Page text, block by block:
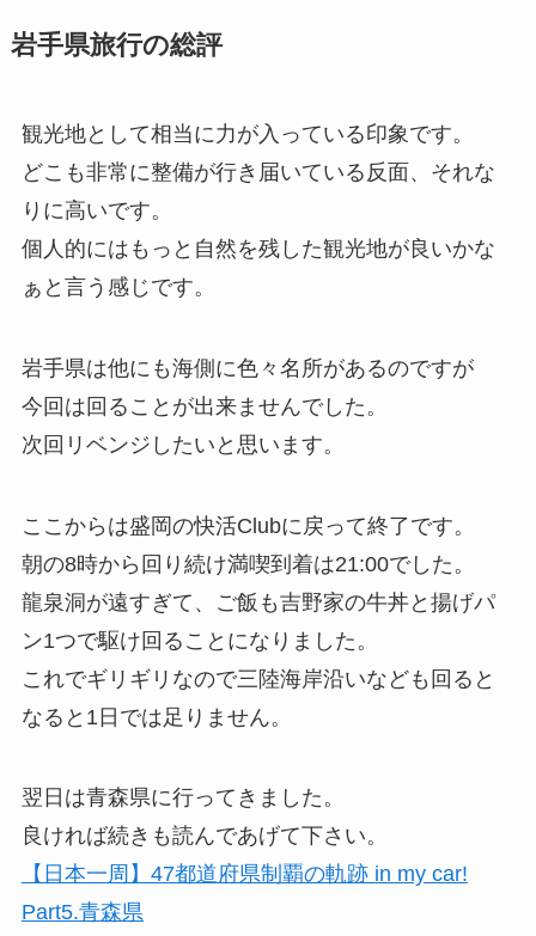
岩手県旅行の総評
観光地として相当に力が入っている印象です。
どこも非常に整備が行き届いている反面、それな
りに高いです。
個人的にはもっと自然を残した観光地が良いかな
ぁと言う感じです。
岩手県は他にも海側に色々名所があるのですが
今回は回ることが出来ませんでした。
次回リベンジしたいと思います。
ここからは盛岡の快活Clubに戻って終了です。
朝の8時から回り続け満喫到着は21:00でした。
龍泉洞が遠すぎて、ご飯も吉野家の牛丼と揚げパ
ン1つで駆け回ることになりました。
これでギリギリなので三陸海岸沿いなども回ると
なると1日では足りません。
翌日は青森県に行ってきました。
良ければ続きも読んであげて下さい。
【日本一周】47都道府県制覇の軌跡 in my car!
Part5.青森県